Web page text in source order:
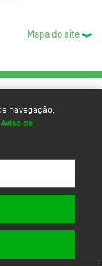
Mapa do site
navegação,
Aviso de